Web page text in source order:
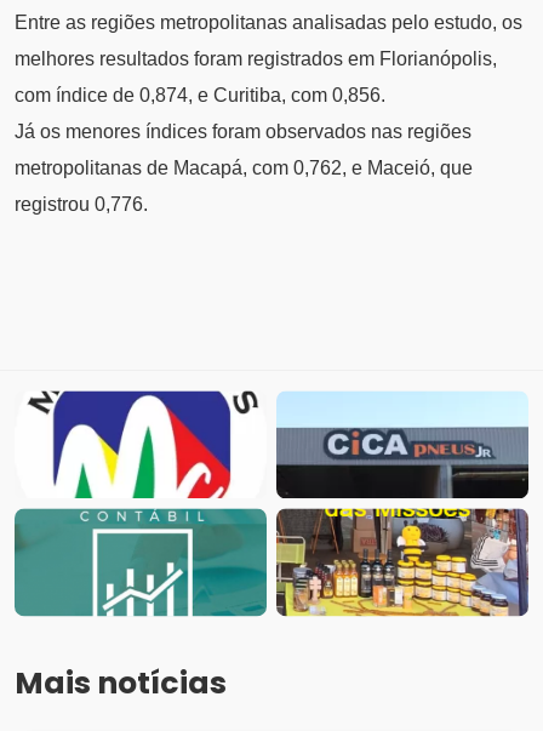
Entre as regiões metropolitanas analisadas pelo estudo, os
melhores resultados foram registrados em Florianópolis,
com índice de 0,874, e Curitiba, com 0,856.
Já os menores índices foram observados nas regiões
metropolitanas de Macapá, com 0,762, e Maceió, que
registrou 0,776.
Mais notícias